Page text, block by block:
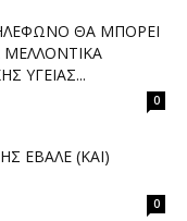
ΘΑ ΜΠΟΡΕΊ
ΜΕΛΛΟΝΤΙΚΆ
ΥΓΕΊΑΣ...
0
ΈΒΑΛΕ (ΚΑΙ)
0